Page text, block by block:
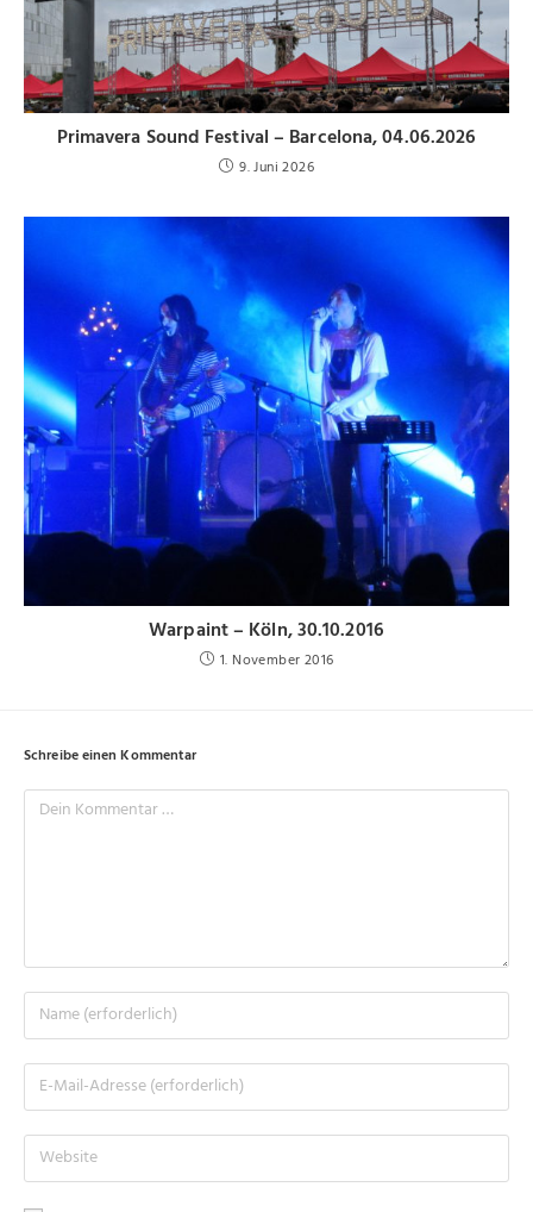
Primavera Sound Festival – Barcelona, 04.06.2026
9. Juni 2026
Warpaint – Köln, 30.10.2016
1. November 2016
Schreibe einen Kommentar